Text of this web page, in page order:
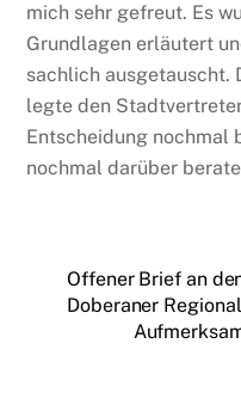
mich sehr gefreut. Es
Grundlagen erläutert
sachlich ausgetauscht.
legte den
Entscheidung nochmal
nochmal darüber
Offener Brief an
Doberaner